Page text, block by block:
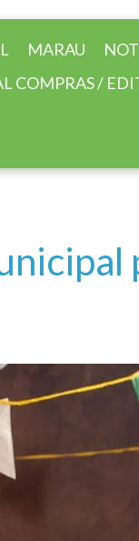
MARAU
COMPRAS /